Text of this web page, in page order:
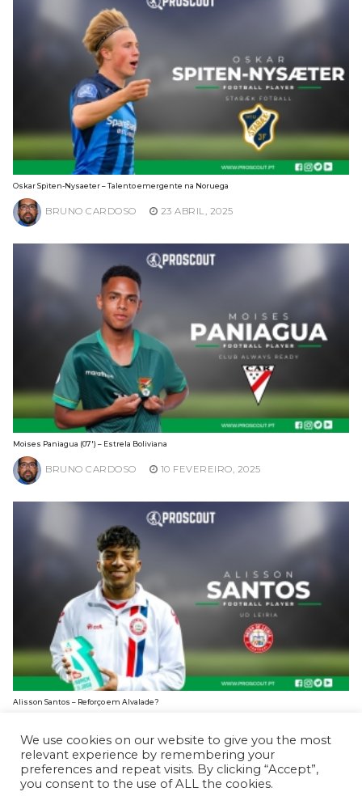
Oskar Spiten-Nysaeter – Talento emergente na Noruega
BRUNO CARDOSO 23 ABRIL, 2025
Moises Paniagua (07′) – Estrela Boliviana
BRUNO CARDOSO 10 FEVEREIRO, 2025
Alisson Santos – Reforço em Alvalade?
We use cookies on our website to give you the most
relevant experience by remembering your
preferences and repeat visits. By clicking “Accept”,
you consent to the use of ALL the cookies.